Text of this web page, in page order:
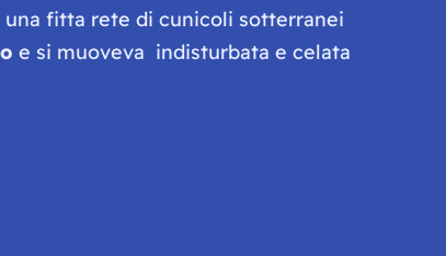
una fitta rete di cunicoli sotterranei
e si muoveva indisturbata e celata